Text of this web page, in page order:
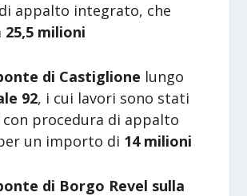
appalto integrato, che
25,5 milioni
di Castiglione lungo
92, i cui lavori sono stati
procedura di appalto
un importo di 14 milioni
di Borgo Revel sulla